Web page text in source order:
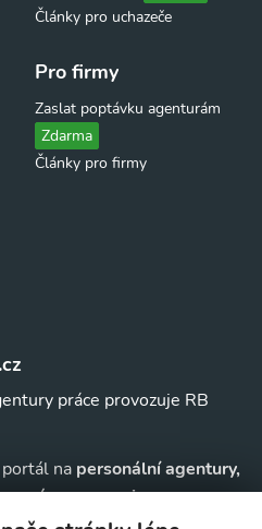
Články pro uchazeče
Pro firmy
Zaslat poptávku agenturám
Zdarma
Články pro firmy
práce provozuje RB
na personální agentury,
práce a au-pairagentury v
přehled agentur,